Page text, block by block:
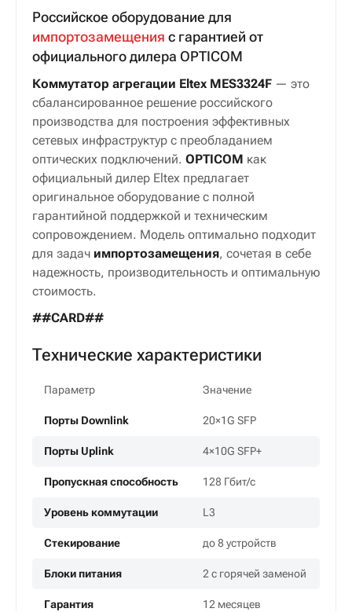
Коммутатор агрегации Eltex
MES3324F: компактное решение
для оптических сетей
Российское оборудование для
импортозамещенияс гарантией от
официального дилера OPTICOM
Коммутатор агрегации Eltex MES3324F
сбалансированное решение российского
производства для построения эффективных
сетевых инфраструктур с преобладанием
оптических подключений.
OPTICOM как
официальный дилер Eltex предлагает
оригинальное оборудование с полной
сопровождением. Модель оптимально подходит
надежность, производительность и оптимальную
стоимость.
Технические характеристики
Параметр Значение
Порты Downlink 20×1G SFP
Порты Uplink 4×10G SFP+
Пропускная способность 128 Гбит/с